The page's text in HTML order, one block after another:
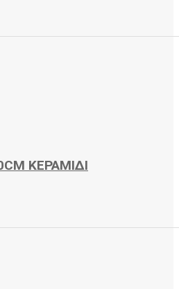
ΚΕΡΑΜΙΔΙ